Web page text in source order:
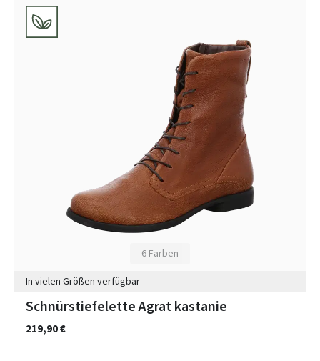
6 Farben
In vielen Größen verfügbar
Schnürstiefelette Agrat kastanie
219,90 €